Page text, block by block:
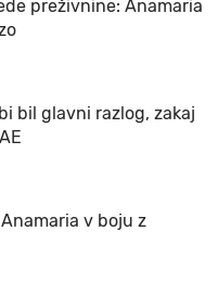
preživnine: Anamaria
bil glavni razlog, zakaj
v boju z